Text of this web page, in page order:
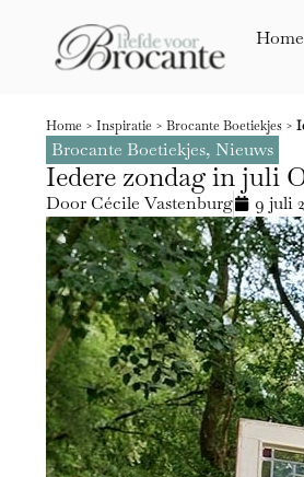
Home
Home > Inspiratie > Brocante Boetiekjes >
Brocante Boetiekjes, Nieuws
Iedere zondag in juli
Door Cécile Vastenburg 9 juli